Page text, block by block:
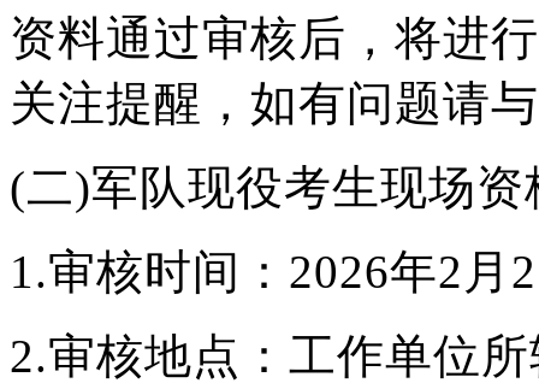
资料通过审核后，将进
关注提醒，如有问题请
(二)军队现役考生现场资
1.审核时间：2026年2月
2.审核地点：工作单位